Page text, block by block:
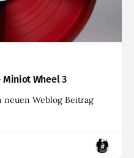
Wheel 3
Weblog Beitrag